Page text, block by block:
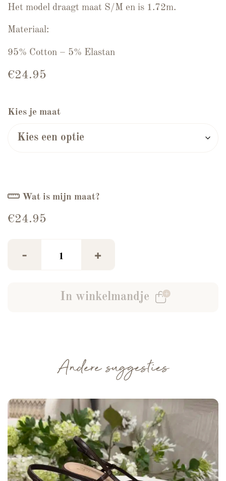
Het model draagt maat S/M en is 1.72m.
Materiaal:
95% Cotton – 5% Elastan
€24.95
Kies je maat
Wat is mijn maat?
€24.95
- +
In winkelmandje
Andere suggesties